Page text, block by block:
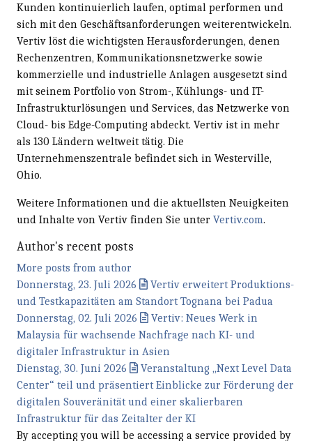
Kunden kontinuierlich laufen, optimal performen und
sich mit den Geschäftsanforderungen weiterentwickeln.
Vertiv löst die wichtigsten Herausforderungen, denen
Rechenzentren, Kommunikationsnetzwerke sowie
kommerzielle und industrielle Anlagen ausgesetzt sind
mit seinem Portfolio von Strom-, Kühlungs- und IT-
Infrastrukturlösungen und Services, das Netzwerke von
Cloud- bis Edge-Computing abdeckt. Vertiv ist in mehr
als 130 Ländern weltweit tätig. Die
Unternehmenszentrale befindet sich in Westerville,
Ohio.
Weitere Informationen und die aktuellsten Neuigkeiten
und Inhalte von Vertiv finden Sie unter Vertiv.com.
Author's recent posts
More posts from author
Donnerstag, 23. Juli 2026
Vertiv erweitert Produktions-
und Testkapazitäten am Standort Tognana bei Padua
Donnerstag, 02. Juli 2026
Vertiv: Neues Werk in
Malaysia für wachsende Nachfrage nach KI- und
digitaler Infrastruktur in Asien
Dienstag, 30. Juni 2026
Veranstaltung „Next Level Data
Center“ teil und präsentiert Einblicke zur Förderung der
digitalen Souveränität und einer skalierbaren
Infrastruktur für das Zeitalter der KI
By accepting you will be accessing a service provided by